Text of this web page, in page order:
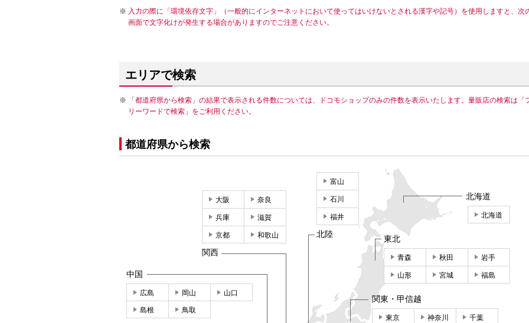
入力の際に「環境依存文字」（一般的にインターネットにおいて使ってはいけないとされる漢字や記号）を使用しますと、次
画面で文字化けが発生する場合がありますのでご注意ください。
エリアで検索
「都道府県から検索」の結果で表示される件数については、ドコモショップのみの件数を表示いたします。量販店の検索は「
リーワードで検索」をご利用ください。
都道府県から検索
北海道
北海道
東北
青森 秋田 岩手
山形 宮城 福島
関東・甲信越
東京 神奈川 千葉
富山
石川
福井
北陸
大阪 奈良
兵庫 滋賀
京都 和歌山
関西
中国
広島 岡山 山口
島根 鳥取